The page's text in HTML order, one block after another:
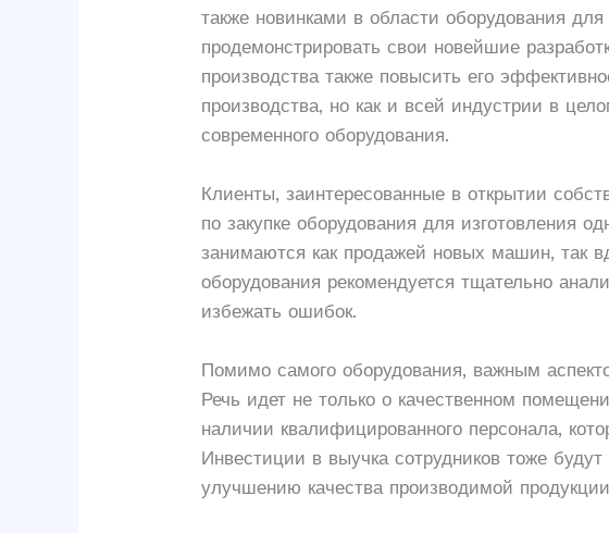
также новинками в области оборудования
продемонстрировать свои новейшие
производства также повысить его
производства, но как и всей индустрии в
современного оборудования.
Клиенты, заинтересованные в открытии
по закупке оборудования для изготовления
занимаются как продажей новых машин, так
оборудования рекомендуется тщательно
избежать ошибок.
Помимо самого оборудования, важным
Речь идет не только о качественном
наличии квалифицированного персонала,
Инвестиции в выучка сотрудников тоже
улучшению качества производимой